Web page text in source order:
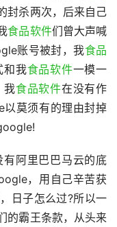
封杀两次，后来自己
食品软件们曾大声喊
账号被封，我食品
和我食品软件一模一
我食品软件在没有作
莫须有的理由封掉
阿里巴巴马云的底
，用自己辛苦获
日子怎么过?所以一
的霸王条款，从头来